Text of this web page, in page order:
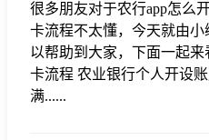
很多朋友对于农行app怎么
卡流程不太懂，今天就由
以帮助到大家，下面一起
卡流程 农业银行个人开设
满......